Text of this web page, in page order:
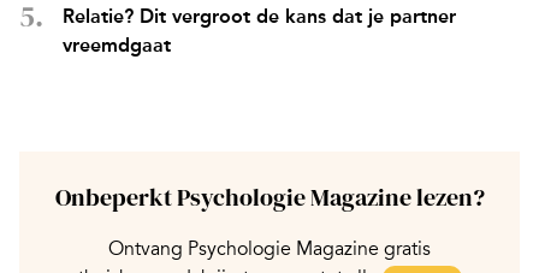
Relatie? Dit vergroot de kans dat je partner
vreemdgaat
Onbeperkt Psychologie Magazine lezen?
Ontvang Psychologie Magazine gratis